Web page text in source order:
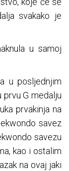
svakako je
u samoj
u posljednjim
prvu G medalju
prvakinja na
savez
savezu
kao i ostalim
na ovaj jaki